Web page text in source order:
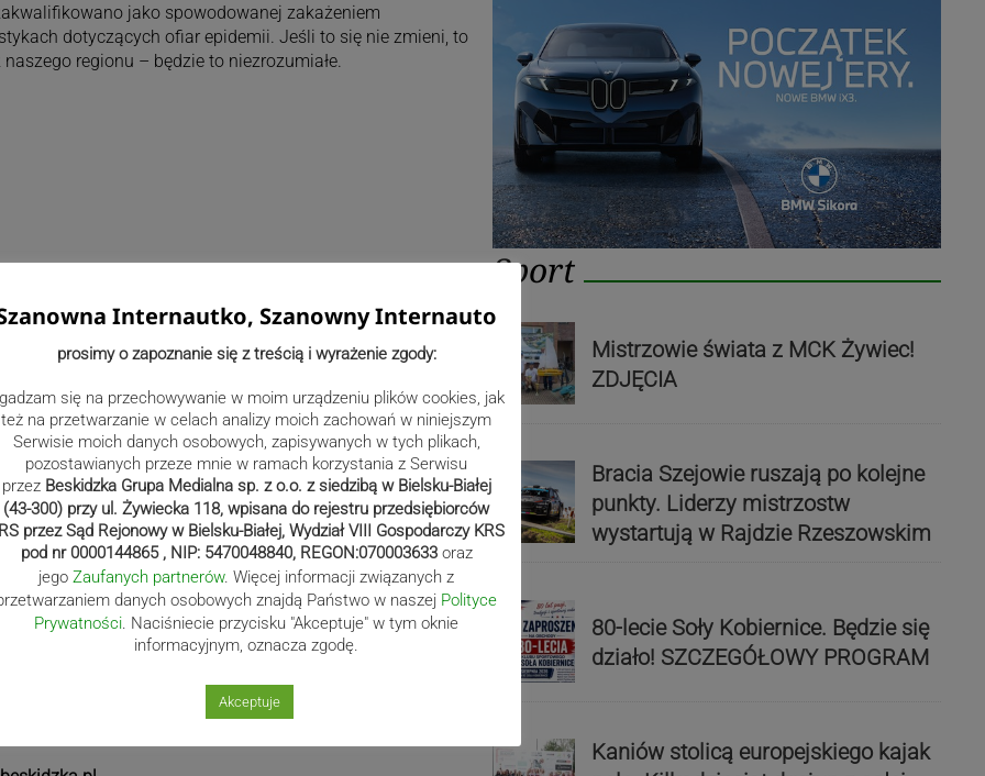
jako spowodowanej zakażeniem
dotyczących ofiar epidemii. Jeśli to się nie zmieni, to
regionu – będzie to niezrozumiałe.
też 20 marca u żony zmarłego, lekarki z gminy
Sport
Mistrzowie świata z MCK Żywiec!
ZDJĘCIA
Bracia Szejowie ruszają po kolejne
punkty. Liderzy mistrzostw
wystartują w Rajdzie Rzeszowskim
80-lecie Soły Kobiernice. Będzie się
działo! SZCZEGÓŁOWY PROGRAM
Kaniów stolicą europejskiego kajak
Internautko, Szanowny Internauto
prosimy o zapoznanie się z treścią i wyrażenie zgody:
się na przechowywanie w moim urządzeniu plików cookies, jak
też na przetwarzanie w celach analizy moich zachowań w niniejszym
Serwisie moich danych osobowych, zapisywanych w tych plikach,
pozostawianych przeze mnie w ramach korzystania z Serwisu
przez Beskidzka Grupa Medialna sp. z o.o. z siedzibą w Bielsku-Białej
(43-300) przy ul. Żywiecka 118, wpisana do rejestru przedsiębiorców
przez Sąd Rejonowy w Bielsku-Białej, Wydział VIII Gospodarczy KRS
pod nr 0000144865 , NIP: 5470048840, REGON:070003633 oraz
jego Zaufanych partnerów. Więcej informacji związanych z
danych osobowych znajdą Państwo w naszej Polityce
Prywatności . Naciśniecie przycisku "Akceptuje" w tym oknie
informacyjnym, oznacza zgodę.
Akceptuje